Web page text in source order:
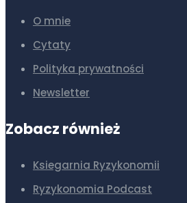
O mnie
Cytaty
Polityka prywatności
Newsletter
Zobacz również
Ksiegarnia Ryzykonomii
Ryzykonomia Podcast